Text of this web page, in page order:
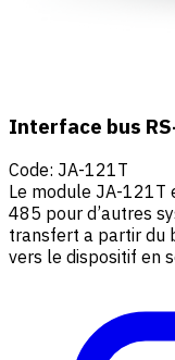
Interface bus
Code: JA-121T
Le module JA-121T
485 pour d’autres
transfert a partir du
vers le dispositif en